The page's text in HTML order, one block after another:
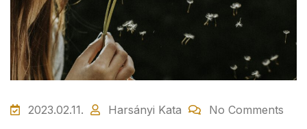
2023.02.11. Harsányi Kata No Comments